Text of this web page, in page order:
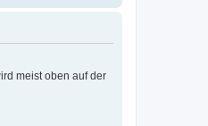
meist oben auf der